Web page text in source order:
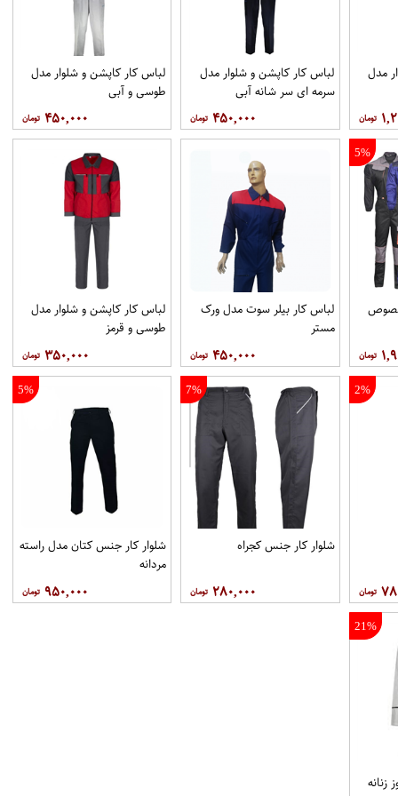
مدل
لباس کار کاپشن و شلوار مدل
سرمه ای سر شانه آبی
۴۵۰,۰۰۰
لباس کار کاپشن و شلوار مدل
طوسی و آبی
۴۵۰,۰۰۰
5%
لباس کار بیلر سوت مدل ورک
مستر
۴۵۰,۰۰۰
لباس کار کاپشن و شلوار مدل
طوسی و قرمز
۳۵۰,۰۰۰
2%
7%
شلوار کار جنس کجراه
۲۸۰,۰۰۰
5%
شلوار کار جنس کتان مدل راسته
مردانه
۹۵۰,۰۰۰
21%